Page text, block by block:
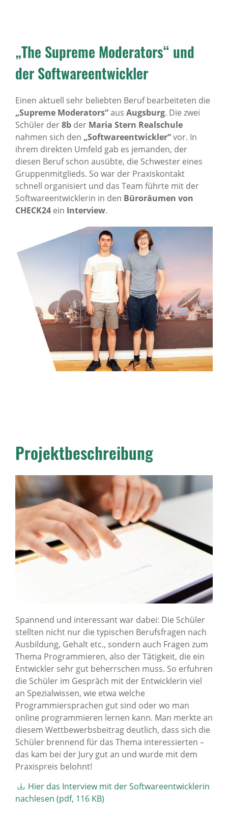
„The Supreme Moderators“ und
der Softwareentwickler
Einen aktuell sehr beliebten Beruf bearbeiteten die
„Supreme Moderators“aus Augsburg. Die zwei
Schüler der8b der Maria Stern Realschule
nahmen sich den „Softwareentwickler“vor. In
ihrem direkten Umfeld gab es jemanden, der
diesen Beruf schon ausübte, die Schwester eines
Gruppenmitglieds. So war der Praxiskontakt
schnell organisiert und das Team führte mit der
Softwareentwicklerin in den Büroräumen von
CHECK24 ein Interview.
Projektbeschreibung
Spannend und interessant war dabei: Die Schüler
stellten nicht nur die typischen Berufsfragen nach
Ausbildung, Gehalt etc., sondern auch Fragen zum
Thema Programmieren, also der Tätigkeit, die ein
Entwickler sehr gut beherrschen muss. So erfuhren
die Schüler im Gespräch mit der Entwicklerin viel
an Spezialwissen, wie etwa welche
Programmiersprachen gut sind oder wo man
online programmieren lernen kann. Man merkte an
diesem Wettbewerbsbeitrag deutlich, dass sich die
Schüler brennend für das Thema interessierten –
das kam bei der Jury gut an und wurde mit dem
Praxispreis belohnt!
Hier das Interview mit der Softwareentwicklerin
nachlesen (pdf, 116 KB)